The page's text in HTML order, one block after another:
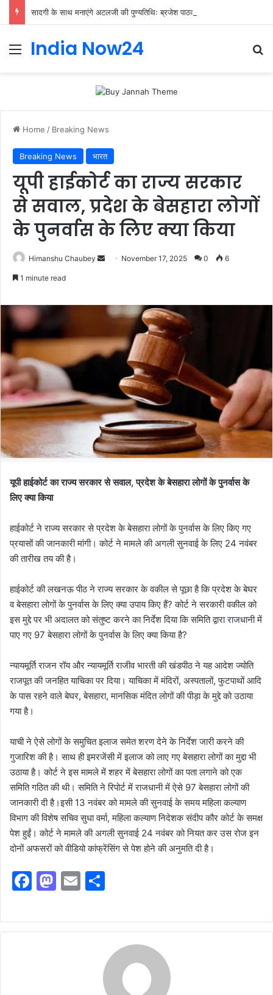
सादगी के साथ मनाएंगे अटलजी की पुण्यतिथिः ब्रजेश पाठक
India Now24
Home / Breaking News
Breaking News भारत
यूपी हाईकोर्ट का राज्य सरकार
से सवाल, प्रदेश के बेसहारा लोगों
के पुनर्वास के लिए क्या किया
Himanshu Chaubey November 17, 2025 0 6
1 minute read
यूपी हाईकोर्ट का राज्य सरकार से सवाल, प्रदेश के बेसहारा लोगों के पुनर्वास के
लिए क्या किया
हाईकोर्ट ने राज्य सरकार से प्रदेश के बेसहारा लोगों के पुनर्वास के लिए किए गए
प्रयासों की जानकारी मांगी। कोर्ट ने मामले की अगली सुनवाई के लिए 24 नवंबर
की तारीख तय की है।
हाईकोर्ट की लखनऊ पीठ ने राज्य सरकार के वकील से पूछा है कि प्रदेश के बेघर
व बेसहारा लोगों के पुनर्वास के लिए क्या उपाय किए हैं? कोर्ट ने सरकारी वकील को
इस मुद्दे पर भी अदालत को संतुष्ट करने का निर्देश दिया कि समिति द्वारा राजधानी में
पाए गए 97 बेसहारा लोगों के पुनर्वास के लिए क्या किया है?
न्यायमूर्ति राजन रॉय और न्यायमूर्ति राजीव भारती की खंडपीठ ने यह आदेश ज्योति
राजपूत की जनहित याचिका पर दिया। याचिका में मंदिरों, अस्पतालों, फुटपाथों आदि
के पास रहने वाले बेघर, बेसहारा, मानसिक मंदित लोगों की पीड़ा के मुद्दे को उठाया
गया है।
याची ने ऐसे लोगों के समुचित इलाज समेत शरण देने के निर्देश जारी करने की
गुजारिश की है। साथ ही इमरजेंसी में इलाज को लाए गए बेसहारा लोगों का मुद्दा भी
उठाया है। कोर्ट ने इस मामले में शहर में बेसहारा लोगों का पता लगाने को एक
समिति गठित की थी। समिति ने रिपोर्ट में राजधानी में ऐसे 97 बेसहारा लोगों की
जानकारी दी है।इसी 13 नवंबर को मामले की सुनवाई के समय महिला कल्याण
विभाग की विशेष सचिव सुधा वर्मा, महिला कल्याण निदेशक संदीप कौर कोर्ट के समक्ष
पेश हुईं। कोर्ट ने मामले की अगली सुनवाई 24 नवंबर को नियत कर उस रोज इन
दोनों अफसरों को वीडियो कांफ्रेंसिंग से पेश होने की अनुमति दी है।
F
c
e
M
st
o
E
ai
l
ar
e